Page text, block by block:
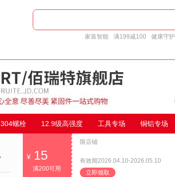
家装智能 满199减100 健康守护
304螺栓 12.9级高强度 工具专场 铜铝专场
15
满200可用
限店铺
有效期2026.04.10-2026.05.10
立即领取